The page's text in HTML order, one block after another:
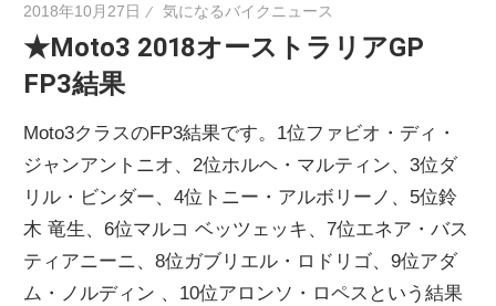
イ
ク
ニ
2018年10月27日 気になるバイクニュース
★Moto3 2018オーストラリアGP
FP3結果
Moto3クラスのFP3結果です。1位ファビオ・ディ・
ジャンアントニオ、2位ホルヘ・マルティン、3位ダ
リル・ビンダー、4位トニー・アルボリーノ、5位鈴
木 竜生、6位マルコ ベッツェッキ、7位エネア・バス
ティアニーニ、8位ガブリエル・ロドリゴ、9位アダ
ム・ノルディン 、10位アロンソ・ロペスという結果